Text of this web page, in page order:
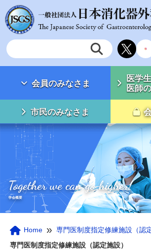
会員のみなさま
医学
医師
市民のみなさま
学会概要
Together we can go higher!
Home » 専門医制度指定修練施設（認
専門医制度指定修練施設（認定施設）